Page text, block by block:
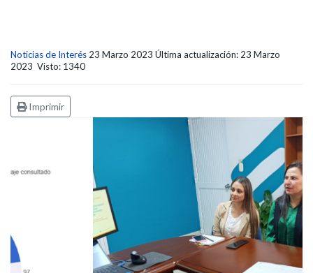
Noticias de Interés 23 Marzo 2023 Última actualización: 23 Marzo
2023 Visto: 1340
Imprimir